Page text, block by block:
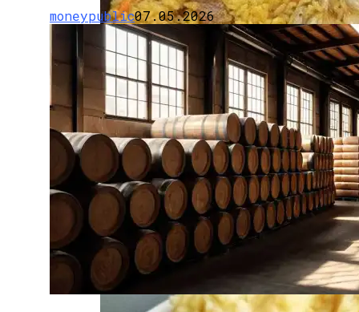
Стильные Деревянные Кашпо Для
Нарушения Менструального Цикла:
Свиной Плов На Сковороде: Простой
moneypublic07.05.2026